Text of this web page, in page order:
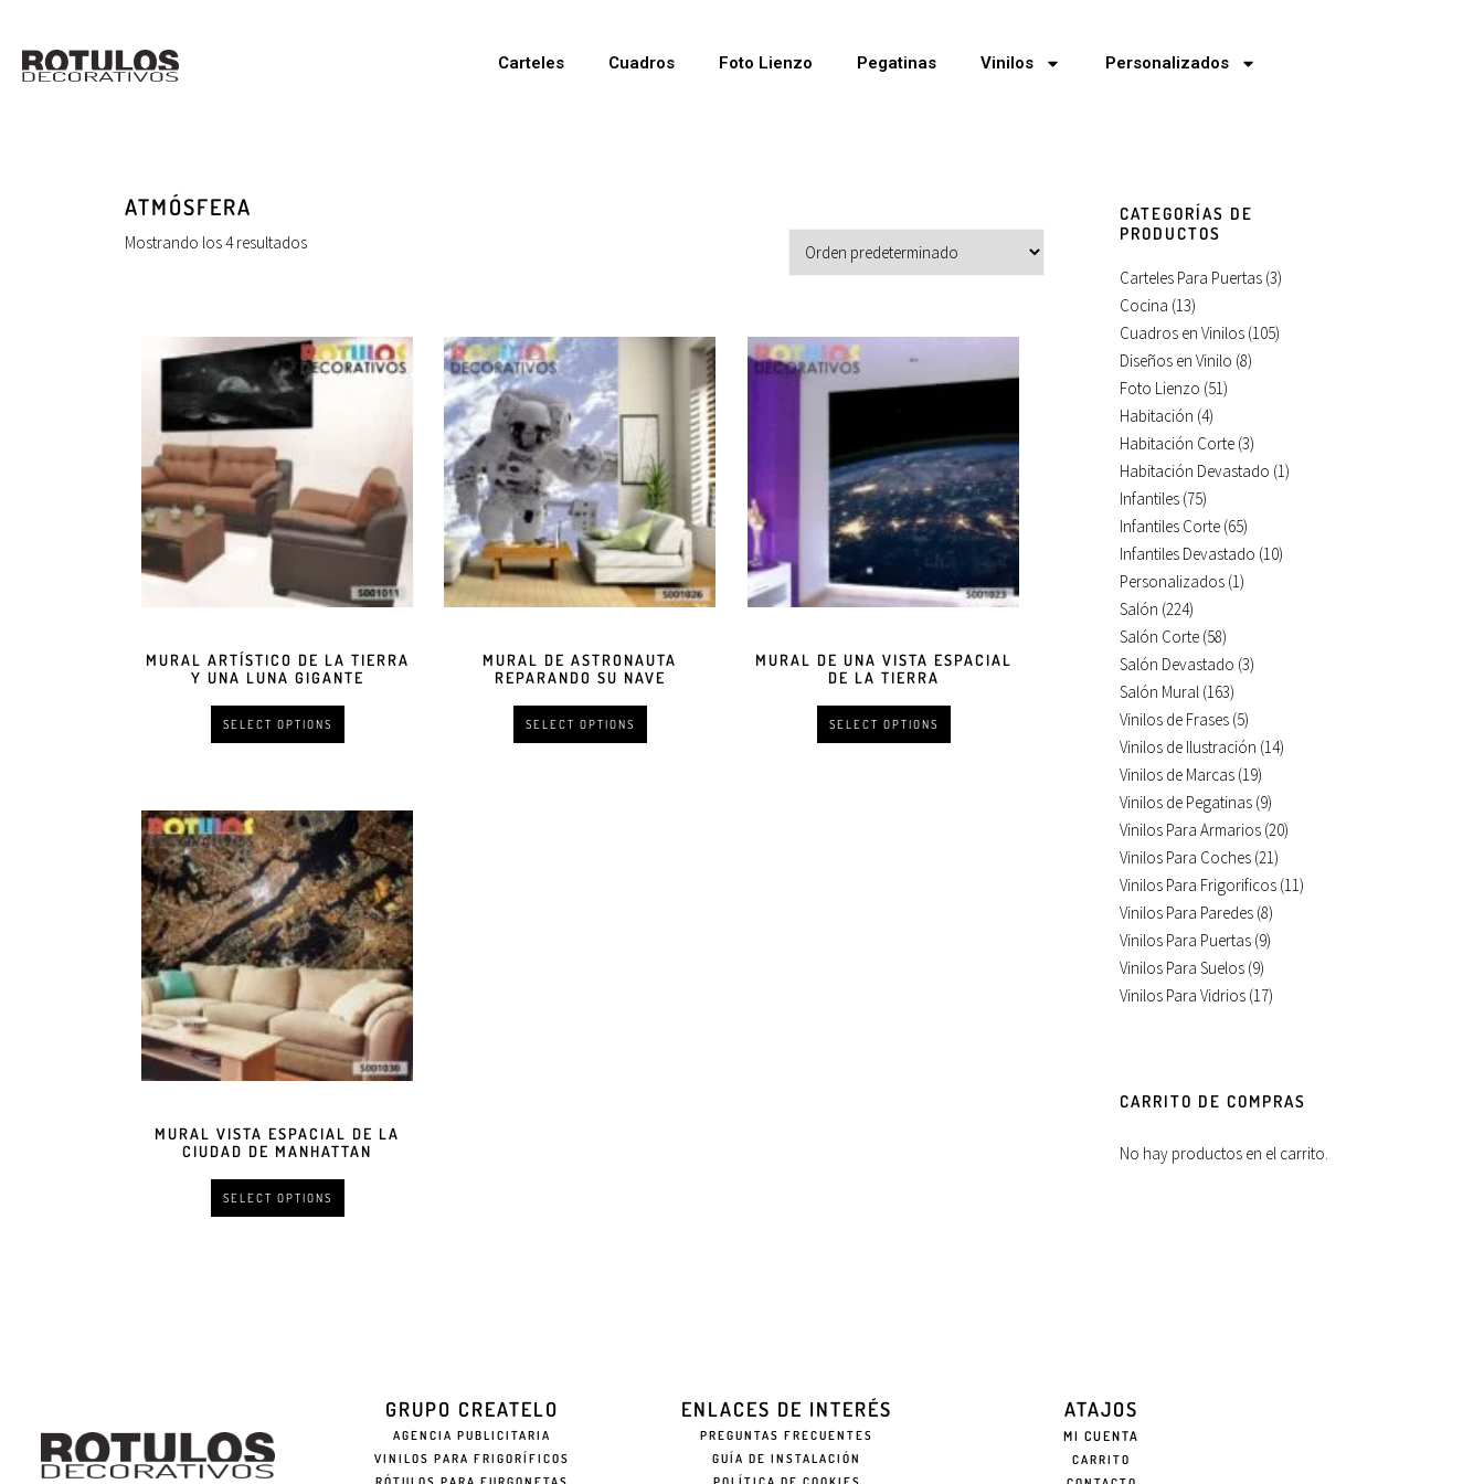
Carteles Cuadros Foto Lienzo Pegatinas Vinilos Personalizados
ATMÓSFERA
Mostrando los 4 resultados
MURAL ARTÍSTICO DE LA TIERRA
Y UNA LUNA GIGANTE
SELECT OPTIONS
MURAL DE ASTRONAUTA
REPARANDO SU NAVE
SELECT OPTIONS
MURAL DE UNA VISTA ESPACIAL
DE LA TIERRA
SELECT OPTIONS
MURAL VISTA ESPACIAL DE LA
CIUDAD DE MANHATTAN
SELECT OPTIONS
CATEGORÍAS DE
PRODUCTOS
Carteles Para Puertas (3)
Cocina (13)
Cuadros en Vinilos (105)
Diseños en Vinilo (8)
Foto Lienzo (51)
Habitación (4)
Habitación Corte (3)
Habitación Devastado (1)
Infantiles (75)
Infantiles Corte (65)
Infantiles Devastado (10)
Personalizados (1)
Salón (224)
Salón Corte (58)
Salón Devastado (3)
Salón Mural (163)
Vinilos de Frases (5)
Vinilos de Ilustración (14)
Vinilos de Marcas (19)
Vinilos de Pegatinas (9)
Vinilos Para Armarios (20)
Vinilos Para Coches (21)
Vinilos Para Frigorificos (11)
Vinilos Para Paredes (8)
Vinilos Para Puertas (9)
Vinilos Para Suelos (9)
Vinilos Para Vidrios (17)
CARRITO DE COMPRAS
No hay productos en el carrito.
GRUPO CREATELO
AGENCIA PUBLICITARIA
VINILOS PARA FRIGORÍFICOS
ENLACES DE INTERÉS
PREGUNTAS FRECUENTES
GUÍA DE INSTALACIÓN
ATAJOS
MI CUENTA
CARRITO